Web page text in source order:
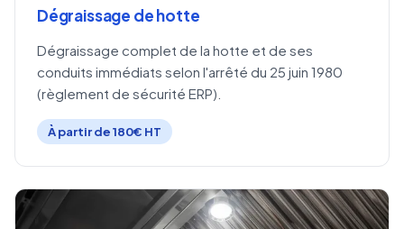
Dégraissage de hotte
Dégraissage complet de la hotte et de ses
conduits immédiats selon l'arrêté du 25 juin 1980
(règlement de sécurité ERP).
À partir de 180€ HT